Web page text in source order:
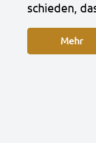
schie­den,
Mehr